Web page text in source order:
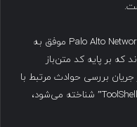
محققان امنیتی در تیم Unit 42 از شرکت Palo Alto Networks موفق به
بررسی حوادث مرتبط با
زنجیره آسیب‌پذیری SharePoint که با نام “ToolShell” شناخته می‌شود،